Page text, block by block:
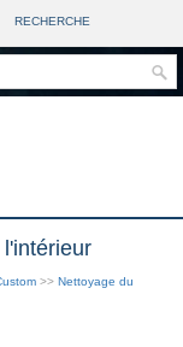
RECHERCHE
>> Nettoyage du